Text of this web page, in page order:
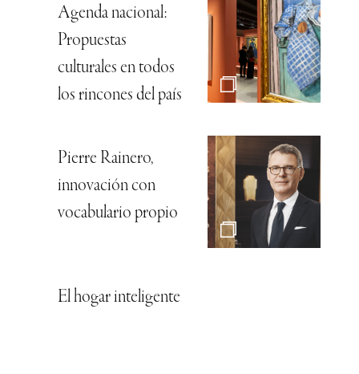
Agenda nacional:
Propuestas
culturales en todos
los rincones del país
Pierre Rainero,
innovación con
vocabulario propio
El hogar inteligente